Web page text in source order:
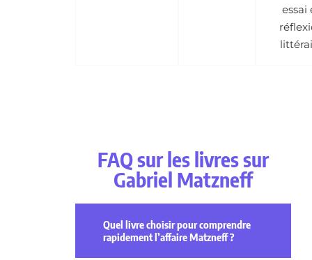
essai
FAQ sur les livres sur
Gabriel Matzneff
Quel livre choisir pour comprendre
rapidement l’affaire Matzneff ?